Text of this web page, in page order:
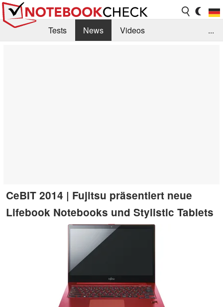
Tests News
Videos
...
CeBIT 2014 | Fujitsu präsentiert neue
Lifebook Notebooks und Stylistic Tablets